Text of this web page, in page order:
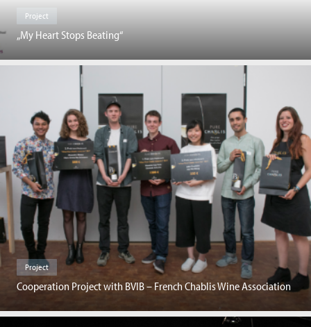
Project
„My Heart Stops Beating“
Project
Cooperation Project with BVIB – French Chablis Wine Association